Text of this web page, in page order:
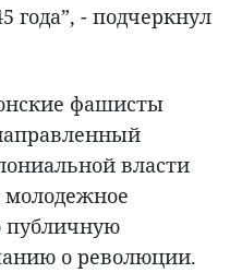
года”, - подчеркнул
фашисты
власти
молодежное
публичную
о революции.